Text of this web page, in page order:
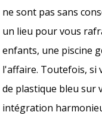
ne sont pas sans
un lieu pour vous
enfants, une piscine
l'affaire. Toutefois, si
de plastique bleu sur
intégration